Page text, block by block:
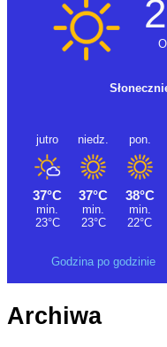
Godzina po godzinie
Archiwa